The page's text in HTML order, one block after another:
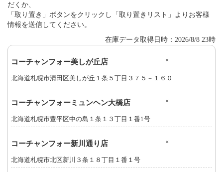
だくか、
「取り置き」ボタンをクリックし「取り置きリスト」よりお客様
情報を送信してください。
在庫データ取得日時：2026/8/8 23時
コーチャンフォー美しが丘店 ×
北海道札幌市清田区美しが丘１条５丁目３７５－１６０
コーチャンフォーミュンヘン大橋店 ×
北海道札幌市豊平区中の島１条１３丁目１番1号
コーチャンフォー新川通り店 ×
北海道札幌市北区新川３条１８丁目１番１号